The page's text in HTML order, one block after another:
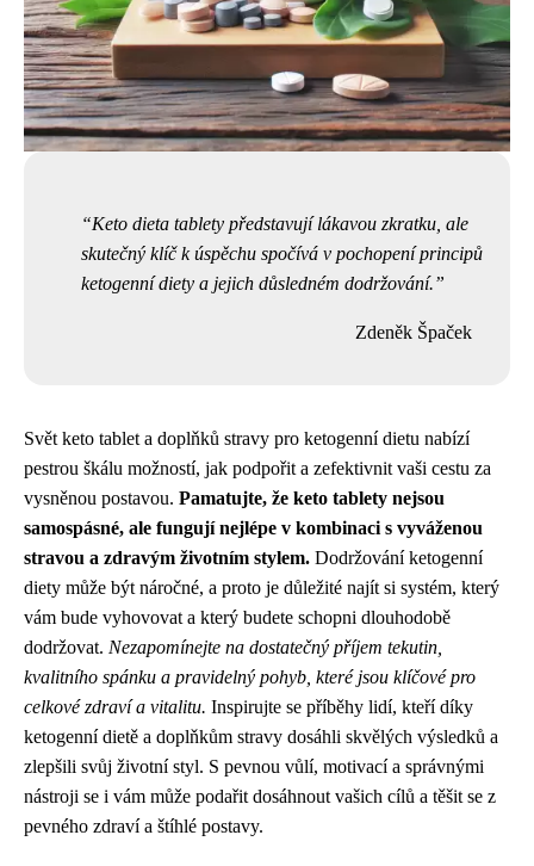
Keto dieta tablety představují lákavou zkratku, ale
skutečný klíč k úspěchu spočívá v pochopení principů
ketogenní diety a jejich důsledném dodržování.
Zdeněk Špaček
Svět keto tablet a doplňků stravy pro ketogenní dietu nabízí
pestrou škálu možností, jak podpořit a zefektivnit vaši cestu za
vysněnou postavou. Pamatujte, že keto tablety nejsou
samospásné, ale fungují nejlépe v kombinaci s vyváženou
stravou a zdravým životním stylem. Dodržování ketogenní
diety může být náročné, a proto je důležité najít si systém, který
vám bude vyhovovat a který budete schopni dlouhodobě
dodržovat. Nezapomínejte na dostatečný příjem tekutin,
kvalitního spánku a pravidelný pohyb, které jsou klíčové pro
celkové zdraví a vitalitu. Inspirujte se příběhy lidí, kteří díky
ketogenní dietě a doplňkům stravy dosáhli skvělých výsledků a
zlepšili svůj životní styl. S pevnou vůlí, motivací a správnými
nástroji se i vám může podařit dosáhnout vašich cílů a těšit se z
pevného zdraví a štíhlé postavy.